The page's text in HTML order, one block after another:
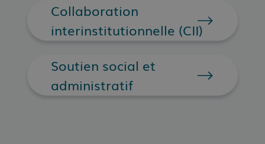
Collaboration
interinstitutionnelle (CII)
Soutien social et
administratif